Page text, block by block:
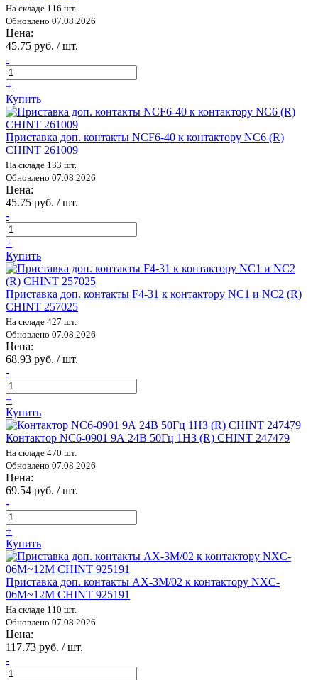
На складе 116 шт.
Обновлено 07.08.2026
Цена:
45.75 руб. / шт.
-
+
Купить
Приставка доп. контакты NCF6-40 к контактору NC6 (R)
CHINT 261009
На складе 133 шт.
Обновлено 07.08.2026
Цена:
45.75 руб. / шт.
-
+
Купить
Приставка доп. контакты F4-31 к контактору NC1 и NC2 (R)
CHINT 257025
На складе 427 шт.
Обновлено 07.08.2026
Цена:
68.93 руб. / шт.
-
+
Купить
Контактор NC6-0901 9А 24В 50Гц 1НЗ (R) CHINT 247479
На складе 470 шт.
Обновлено 07.08.2026
Цена:
69.54 руб. / шт.
-
+
Купить
Приставка доп. контакты AX-3M/02 к контактору NXC-
06M~12M CHINT 925191
На складе 110 шт.
Обновлено 07.08.2026
Цена:
117.73 руб. / шт.
-